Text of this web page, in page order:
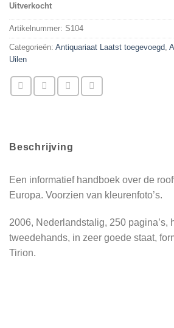
Uitverkocht
Artikelnummer: S104
Categorieën: Antiquariaat Laatst toegevoegd
Uilen
Beschrijving
Een informatief handboek over de
Europa. Voorzien van kleurenfoto’s.
2006, Nederlandstalig, 250 pagina’s,
tweedehands, in zeer goede staat,
Tirion.